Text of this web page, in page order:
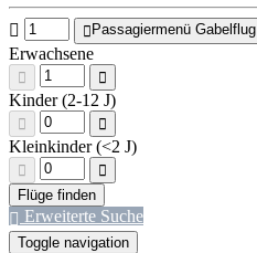
Passagiermenü Gabelflug
Erwachsene
Kinder (2-12 J)
Kleinkinder (<2 J)
Erweiterte Suche
Toggle navigation